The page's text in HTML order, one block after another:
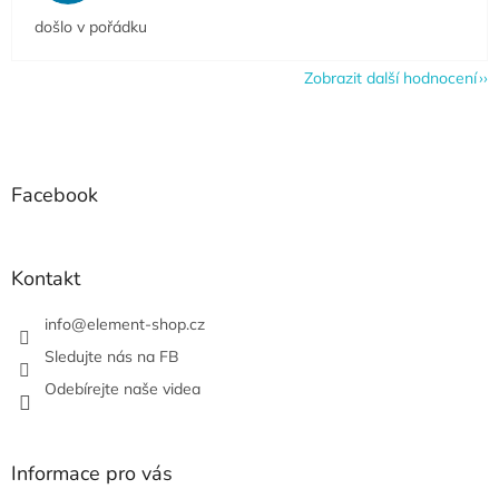
došlo v pořádku
Zobrazit další hodnocení
Facebook
Kontakt
info@element-shop.cz
Sledujte nás na FB
Odebírejte naše videa
Informace pro vás